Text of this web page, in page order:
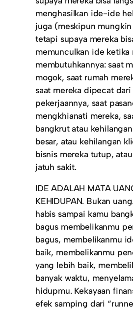
menghasilkan ide-ide
juga (meskipun mungkin
tetapi supaya mereka
memunculkan ide ketika
membutuhkannya: saat
mogok, saat rumah
saat mereka dipecat dari
pekerjaannya, saat
mengkhianati mereka,
bangkrut atau
besar, atau kehilangan
bisnis mereka tutup,
jatuh sakit.
IDE ADALAH MATA
KEHIDUPAN. Bukan
habis sampai kamu
bagus membelikanmu
bagus, membelikanmu
baik, membelikanmu
yang lebih baik,
banyak waktu,
hidupmu. Kekayaan
efek samping dari